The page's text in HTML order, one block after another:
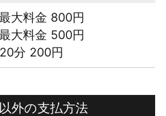
大料金 800円
大料金 500円
分 200円
外の支払方法